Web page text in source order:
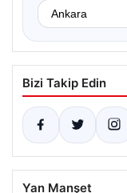
Bizi Takip Edin
Yan Manşet